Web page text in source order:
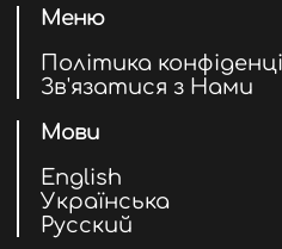
Меню
Політика
Зв'язатися з Нами
Мови
English
Українська
Русский